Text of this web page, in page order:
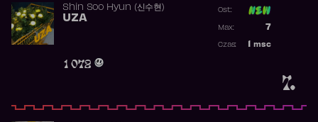
7.
Shin Soo Hyun (신수현)
UZA
1 072
Ost:
7
Max:
msc
Czas: